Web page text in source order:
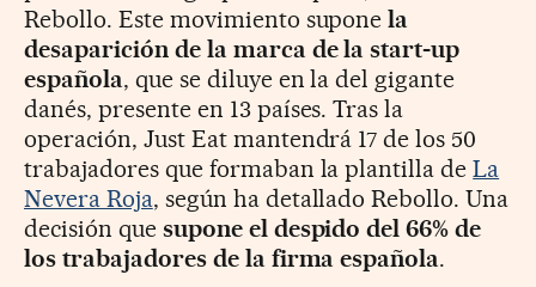
Rebollo. Este movimiento suponela
desaparición de la marca de la start-up
española, que se diluye en la del gigante
danés, presente en 13 países. Tras la
operación, Just Eat mantendrá 17 de los 50
trabajadores que formaban la plantilla deLa
Nevera Roja, según ha detallado Rebollo. Una
decisión que supone el despido del 66% de
los trabajadores de la firma española.